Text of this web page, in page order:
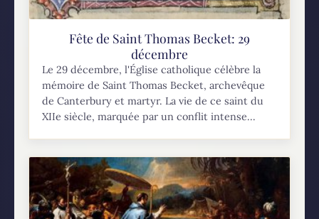
Fête de Saint Thomas Becket: 29
décembre
Le 29 décembre, l'Église catholique célèbre la
mémoire de Saint Thomas Becket, archevêque
de Canterbury et martyr. La vie de ce saint du
XIIe siècle, marquée par un conflit intense...